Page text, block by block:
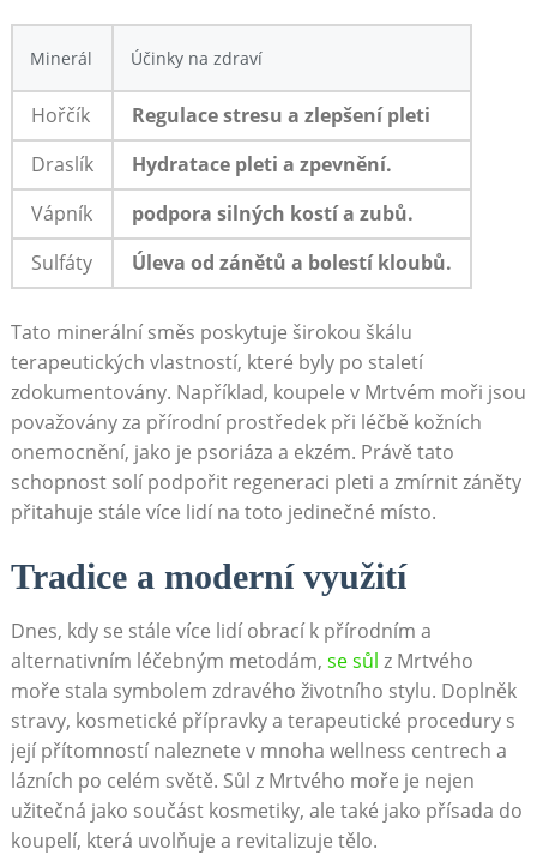
Minerál Účinky na zdraví
Hořčík
Regulace stresu a zlepšení ⁢pleti
Draslík
Hydratace pleti⁢ a zpevnění.
Vápník
podpora silných ‌kostí a zubů.
Sulfáty
Úleva‍ od ⁤zánětů a​ bolestí kloubů.
Tato minerální směs poskytuje širokou škálu
⁤terapeutických vlastností,​ které byly⁢ po ⁤staletí
zdokumentovány. Například, koupele v Mrtvém moři⁣ jsou
⁤považovány za přírodní prostředek při ‍léčbě ⁢kožních
onemocnění, jako je‌ psoriáza‍ a ⁢ekzém. Právě tato
schopnost solí podpořit regeneraci pleti⁣ a zmírnit záněty
přitahuje stále více lidí na toto jedinečné místo.
Tradice a moderní využití
Dnes,⁢ kdy‍ se ⁣stále více lidí⁤ obrací ‍k ​přírodním a
alternativním léčebným metodám, se​ sůl ‌ z Mrtvého
moře stala⁤ symbolem zdravého‍ životního⁣ stylu.⁤ Doplněk
stravy,​ kosmetické⁢ přípravky a ⁤terapeutické ​procedury⁤ s
její přítomností⁤ naleznete v mnoha wellness centrech a
lázních po celém světě. ​Sůl z⁢ Mrtvého ​moře​ je nejen⁢
užitečná⁢ jako součást kosmetiky, ⁣ale také jako přísada do
⁣koupelí, která uvolňuje a revitalizuje ​tělo.